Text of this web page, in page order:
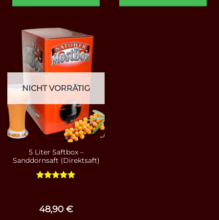
NICHT VORRÄTIG
5 Liter Saftbox –
Sanddornsaft (Direktsaft)
48,90 €